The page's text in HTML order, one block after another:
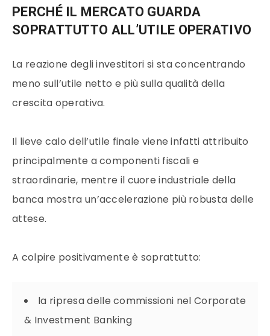
PERCHÉ IL MERCATO GUARDA
SOPRATTUTTO ALL’UTILE OPERATIVO
La reazione degli investitori si sta concentrando
meno sull’utile netto e più sulla qualità della
crescita operativa.
Il lieve calo dell’utile finale viene infatti attribuito
principalmente a componenti fiscali e
straordinarie, mentre il cuore industriale della
banca mostra un’accelerazione più robusta delle
attese.
A colpire positivamente è soprattutto:
la ripresa delle commissioni nel Corporate
& Investment Banking